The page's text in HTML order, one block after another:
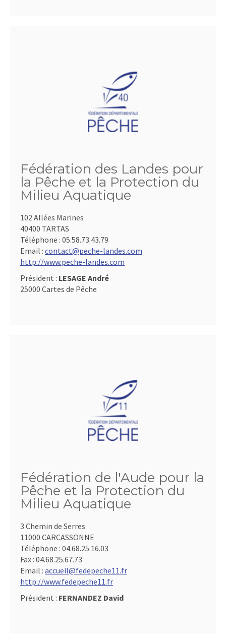
Fédération des Landes pour
la Pêche et la Protection du
Milieu Aquatique
102 Allées Marines
40400 TARTAS
Téléphone : 05.58.73.43.79
Email : contact@peche-landes.com
http://www.peche-landes.com
Président : LESAGE André
25000 Cartes de Pêche
Fédération de l'Aude pour la
Pêche et la Protection du
Milieu Aquatique
3 Chemin de Serres
11000 CARCASSONNE
Téléphone : 04.68.25.16.03
Fax : 04.68.25.67.73
Email : accueil@fedepeche11.fr
http://www.fedepeche11.fr
Président : FERNANDEZ David